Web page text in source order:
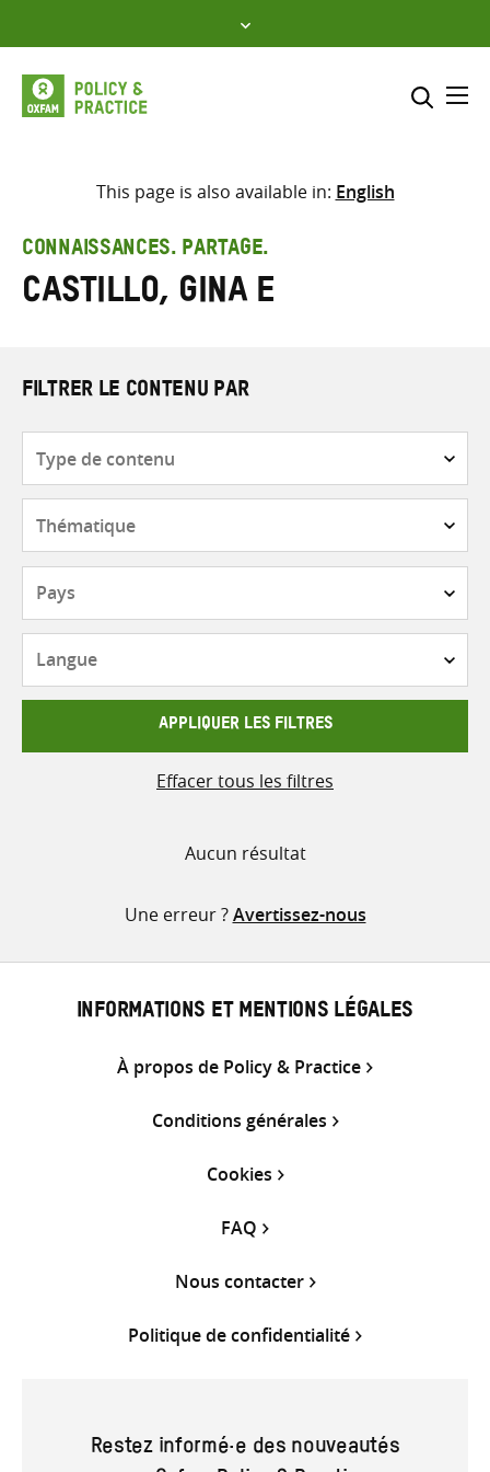
to
content
Sélectionner l’emplacement
Saisir
les
termes
This page is also available in: English
CONNAISSANCES. PARTAGE.
Castillo, Gina E
FILTRER LE CONTENU PAR
contenu
APPLIQUER LES FILTRES
Effacer tous les filtres
Aucun résultat
Une erreur ?Avertissez-nous
INFORMATIONS ET MENTIONS LÉGALES
À propos de Policy & Practice
Conditions générales
Cookies
FAQ
Nous contacter
Politique de confidentialité
Restez informé·e des nouveautés